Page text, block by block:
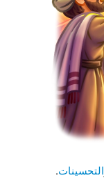
التحسينات.